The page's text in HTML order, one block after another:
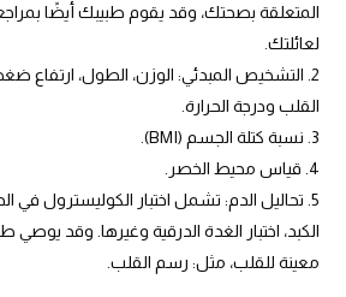
المتعلقة بصحتك، وقد يقوم طبيبك أيضًا
لعائلتك.
التشخيص المبدئي: الوزن، الطول، ارتفاع
القلب ودرجة الحرارة.
نسبة كتلة الجسم (BMI).
قياس محيط الخصر.
تحاليل الدم: تشمل اختبار الكوليسترول في
الكبد، اختبار الغدة الدرقية وغيرها. وقد يوصي
معينة للقلب، مثل: رسم القلب.